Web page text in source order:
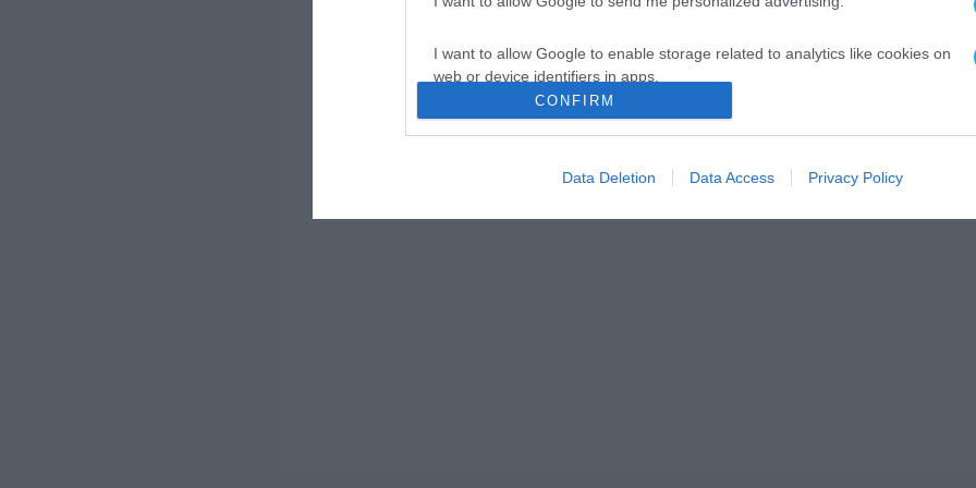
I want to allow Google to enable storage related to analytics like cookies on
web or device identifiers in apps.
I want to allow Google to enable storage related to functionality of the website
I want to allow Google to enable storage related to personalization.
CONFIRM
Data Deletion Data Access Privacy Policy